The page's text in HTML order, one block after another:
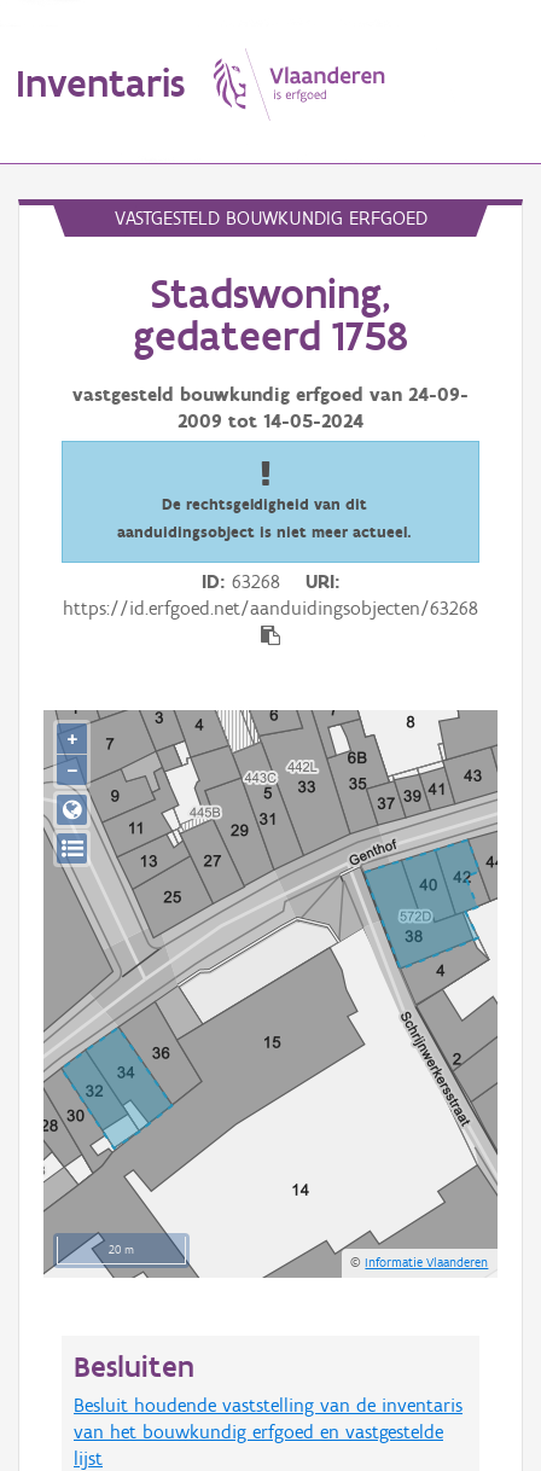
Inventaris
Aanduidingsobject
Waarneming
Downloads
Aanmelden
VASTGESTELD BOUWKUNDIG ERFGOED
Stadswoning,
gedateerd 1758
vastgesteld bouwkundig erfgoed van 24-09-
2009 tot 14-05-2024
De rechtsgeldigheid van dit
aanduidingsobject is niet meer actueel.
ID 63268
URI
https://id.erfgoed.net/aanduidingsobjecten/63268
20 m
©Informatie Vlaanderen
+
−
Besluiten
Besluit houdende vaststelling van de inventaris
van het bouwkundig erfgoed en vastgestelde
lijst